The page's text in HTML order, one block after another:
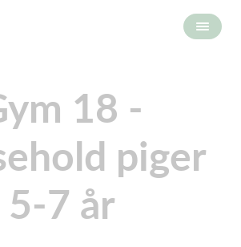
18 -
piger
5-7 år